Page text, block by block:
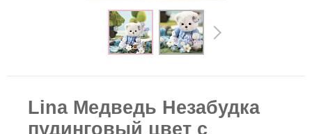
Lina Медведь Незабудка
пудинговый цвет с